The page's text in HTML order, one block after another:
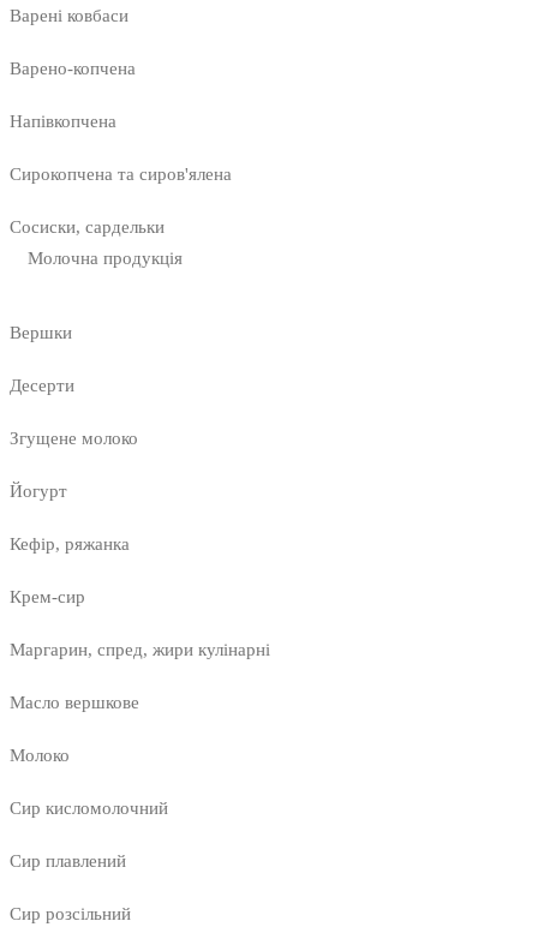
Варені ковбаси
Варено-копчена
Напівкопчена
Сирокопчена та сиров'ялена
Сосиски, сардельки
Молочна продукція
Вершки
Десерти
Згущене молоко
Йогурт
Кефір, ряжанка
Крем-сир
Маргарин, спред, жири кулінарні
Масло вершкове
Молоко
Сир кисломолочний
Сир плавлений
Сир розсільний